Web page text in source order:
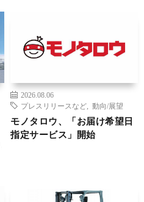
2026.08.06
プレスリリースなど
動向/展望
モノタロウ、「お届け希望日
指定サービス」開始